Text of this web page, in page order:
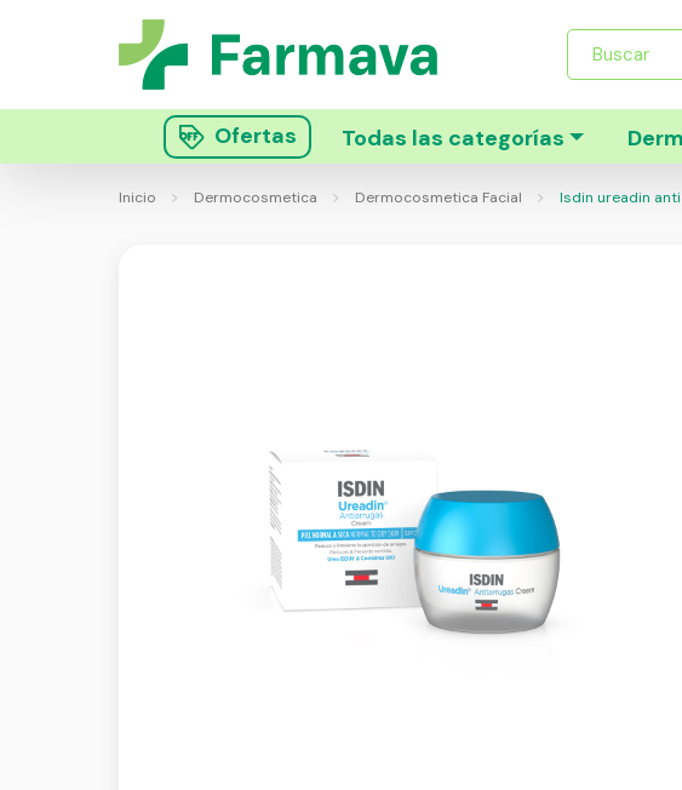
Búsqueda
productos
Ofertas Todas las categorías
Inicio Dermocosmetica Dermocosmetica Facial Isdin ureadin